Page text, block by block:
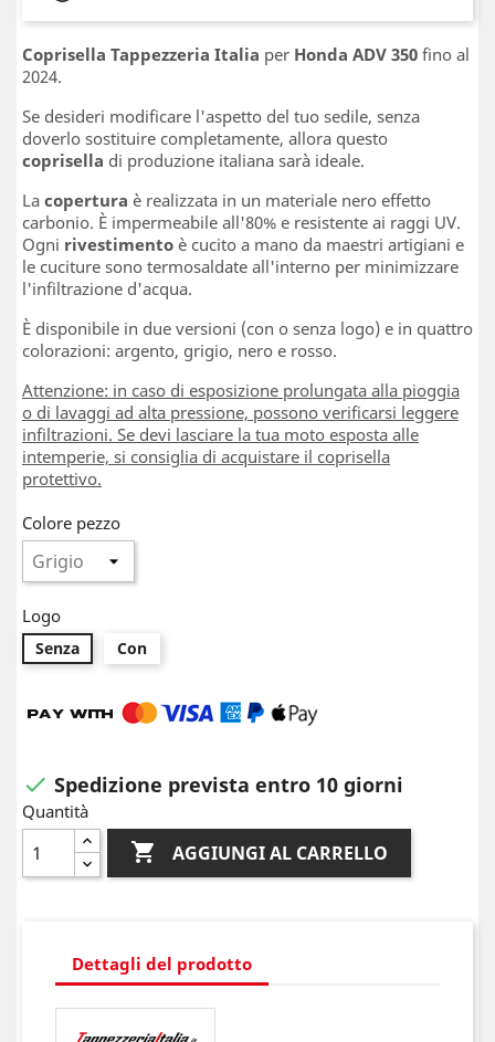
Coprisella Tappezzeria Italia per Honda ADV 350 fino al
2024.
Se desideri modificare l'aspetto del tuo sedile, senza
doverlo sostituire completamente, allora questo
coprisella di produzione italiana sarà ideale.
La copertura è realizzata in un materiale nero effetto
carbonio. È impermeabile all'80% e resistente ai raggi UV.
Ogni rivestimento è cucito a mano da maestri artigiani e
le cuciture sono termosaldate all'interno per minimizzare
l'infiltrazione d'acqua.
È disponibile in due versioni (con o senza logo) e in quattro
colorazioni: argento, grigio, nero e rosso.
Attenzione: in caso di esposizione prolungata alla pioggia
o di lavaggi ad alta pressione, possono verificarsi leggere
infiltrazioni. Se devi lasciare la tua moto esposta alle
intemperie, si consiglia di acquistare il coprisella
protettivo.
Colore pezzo
Logo
Senza Con
 Spedizione prevista entro 10 giorni
Quantità
 AGGIUNGI AL CARRELLO
Dettagli del prodotto